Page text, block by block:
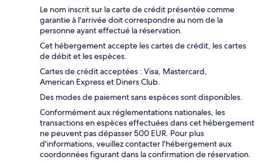
Le nom inscrit sur la carte de crédit présentée comme
garantie à l'arrivée doit correspondre au nom de la
personne ayant effectué la réservation.
Cet hébergement accepte les cartes de crédit, les cartes
de débit et les espèces.
Cartes de crédit acceptées : Visa, Mastercard,
American Express et Diners Club.
Des modes de paiement sans espèces sont disponibles.
Conformément aux réglementations nationales, les
transactions en espèces effectuées dans cet hébergement
ne peuvent pas dépasser 500 EUR. Pour plus
d'informations, veuillez contacter l'hébergement aux
coordonnées figurant dans la confirmation de réservation.